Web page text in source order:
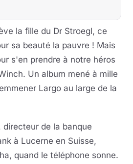
la fille du Dr Stroegl, ce
sa beauté la pauvre ! Mais
s'en prendre à notre héros
Un album mené à mille
Largo au large de la
de la banque
à Lucerne en Suisse,
quand le téléphone sonne.